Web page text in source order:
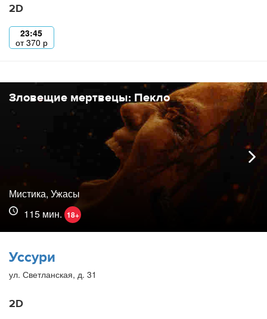
2D
23:45
от370 р
Зловещие мертвецы: Пекло
Мистика, Ужасы
115 мин. 18+
Уссури
ул. Светланская, д. 31
2D